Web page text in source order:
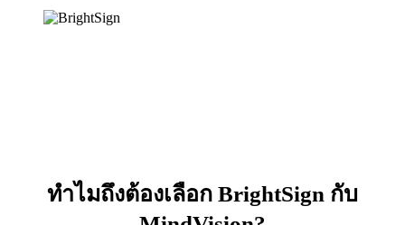
ทำไมถึงต้องเลือก BrightSign กับ